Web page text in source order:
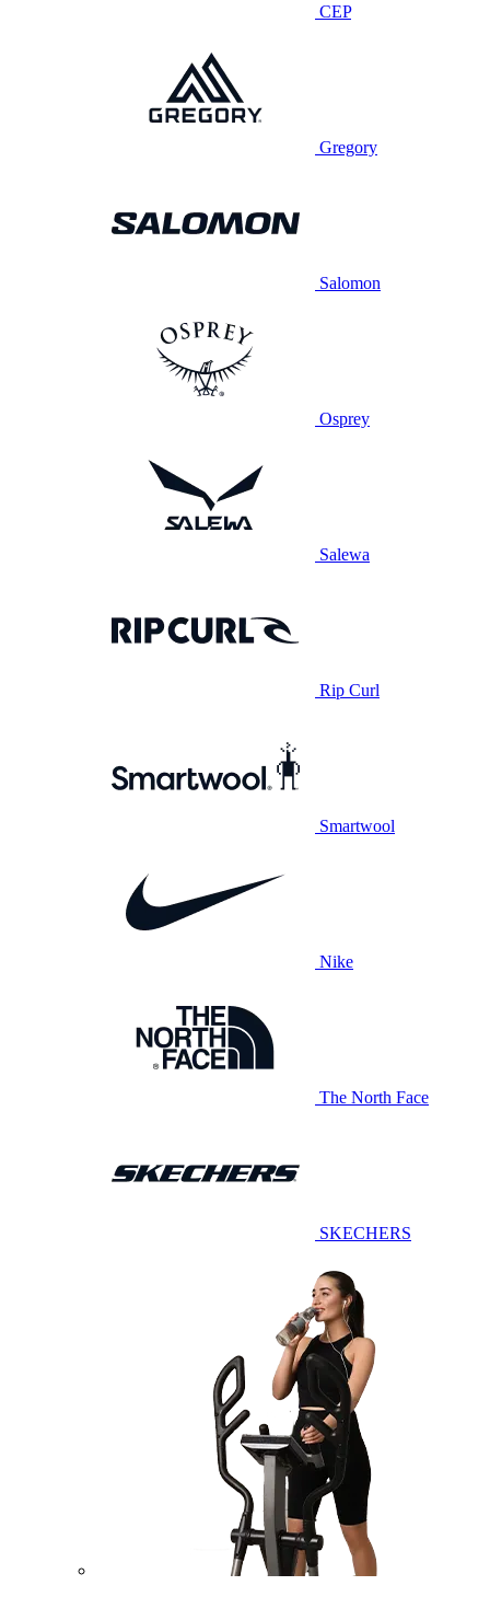
CEP
Gregory
Salomon
Osprey
Salewa
Rip Curl
Smartwool
Nike
The North Face
SKECHERS